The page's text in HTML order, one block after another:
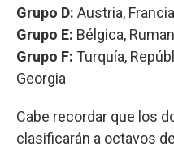
Grupo D: Austria,
Grupo E: Bélgica,
Grupo F: Turquía,
Georgia
Cabe recordar que los
clasificarán a octavos